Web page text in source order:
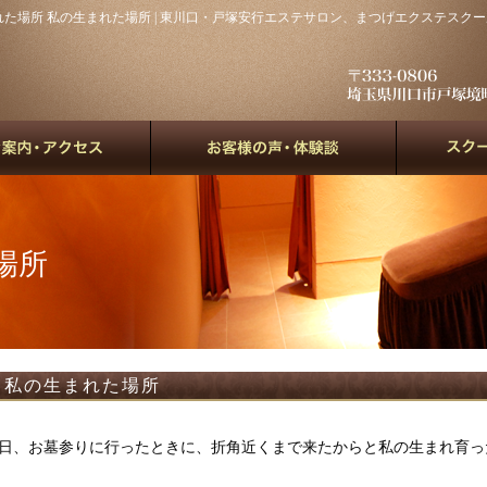
場所 私の生まれた場所 | 東川口・戸塚安行エステサロン、まつげエクステスクー
所
私の生まれた場所
、お墓参りに行ったときに、折角近くまで来たからと私の生まれ育